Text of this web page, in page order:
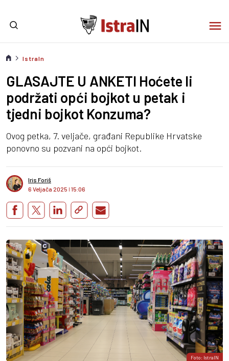
IstraIn
GLASAJTE U ANKETI Hoćete li
podržati opći bojkot u petak i
tjedni bojkot Konzuma?
Ovog petka, 7. veljače, građani Republike Hrvatske
ponovno su pozvani na opći bojkot.
Iris Foriš
6 Veljača 2025 I 15:06
Foto: IstraIN